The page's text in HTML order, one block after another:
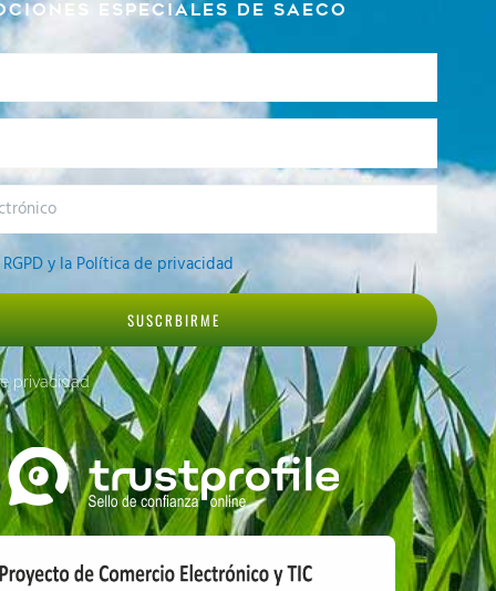
especiales de SAECO
RGPD y la Política de privacidad
SUSCRBIRME
privacidad